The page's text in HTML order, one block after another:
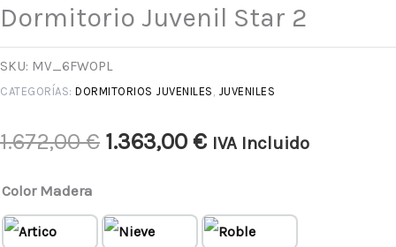
Dormitorio Juvenil Star 2
SKU: MV_6FWOPL
CATEGORÍAS: DORMITORIOS JUVENILES , JUVENILES
1.672,00€
era:
1.672,00 €.
1.363,00 €
es:
IVA Incluido
Color Madera